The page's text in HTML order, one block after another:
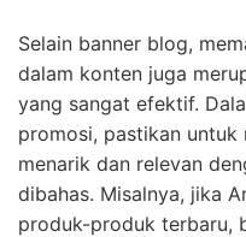
Selain banner blog,
dalam konten juga
yang sangat efektif.
promosi, pastikan untuk
menarik dan relevan
dibahas. Misalnya, jika
produk-produk terbaru,